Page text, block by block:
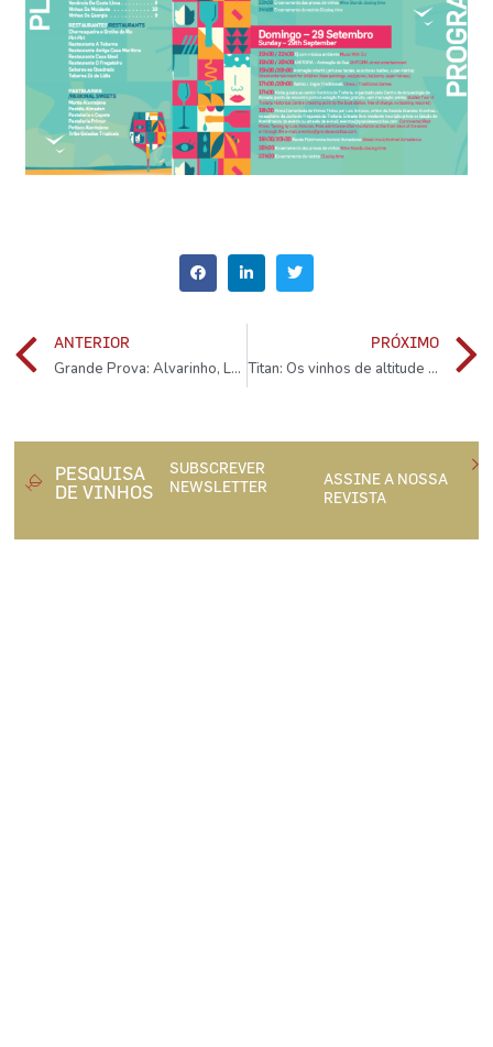
ANTERIOR
Grande Prova: Alvarinho, Loureiro, Avesso e muito mais!
PRÓXIMO
Titan: Os vinhos de altitude de Luís Leocádio
PESQUISA
DE VINHOS
SUBSCREVER
NEWSLETTER
ASSINE A NOSSA
REVISTA